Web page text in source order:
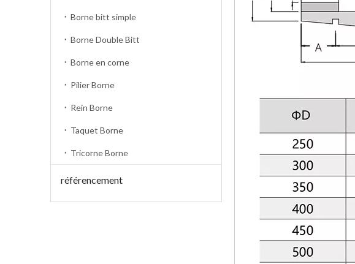
Borne bitt simple
Borne Double Bitt
Borne en corne
Pilier Borne
Rein Borne
Taquet Borne
Tricorne Borne
référencement